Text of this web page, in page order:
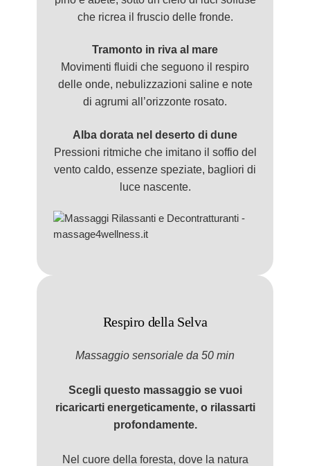
che ricrea il fruscio delle fronde.
Tramonto in riva al mare
Movimenti fluidi che seguono il respiro
delle onde, nebulizzazioni saline e note
di agrumi all’orizzonte rosato.
Alba dorata nel deserto di dune
Pressioni ritmiche che imitano il soffio del
vento caldo, essenze speziate, bagliori di
luce nascente.
Respiro della Selva
Massaggio sensoriale da 50 min
Scegli questo massaggio se vuoi
ricaricarti energeticamente, o rilassarti
profondamente.
Nel cuore della foresta, dove la natura